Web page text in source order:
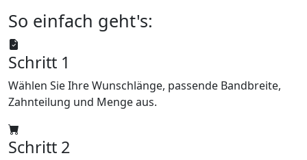
So einfach geht's:
Schritt 1
Wählen Sie Ihre Wunschlänge, passende Bandbreite,
Zahnteilung und Menge aus.
Schritt 2